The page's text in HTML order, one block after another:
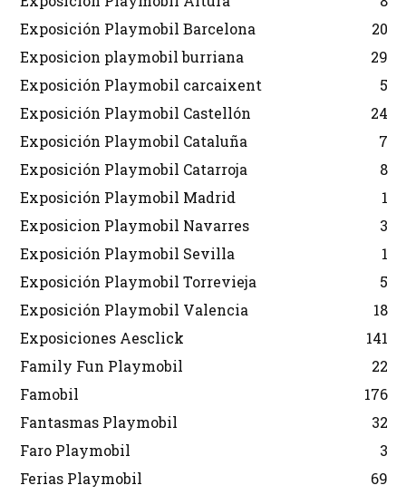
Exposición Playmobil Barcelona
20
Exposicion playmobil burriana
29
Exposición Playmobil carcaixent
5
Exposición Playmobil Castellón
24
Exposición Playmobil Cataluña
7
Exposición Playmobil Catarroja
8
Exposición Playmobil Madrid
1
Exposicion Playmobil Navarres
3
Exposición Playmobil Sevilla
1
Exposición Playmobil Torrevieja
5
Exposición Playmobil Valencia
18
Exposiciones Aesclick
141
Family Fun Playmobil
22
Famobil
176
Fantasmas Playmobil
32
Faro Playmobil
3
Ferias Playmobil
69